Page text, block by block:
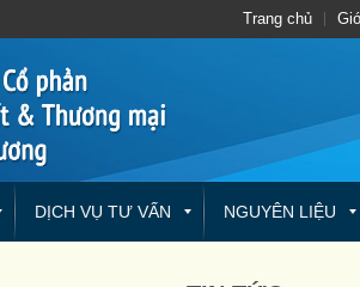
Trang chủ
DỊCH VỤ TƯ VẤN NGUYÊN LIỆU